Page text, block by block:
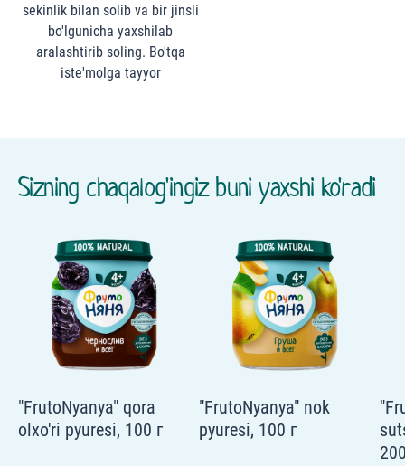
sekinlik bilan solib va bir jinsli
bo'lgunicha yaxshilab
aralashtirib soling. Bo'tqa
iste'molga tayyor
Sizning chaqalog'ingiz buni yaxshi ko'radi
"FrutoNyanya" qora
olxo'ri pyuresi, 100 г
"FrutoNyanya" nok
pyuresi, 100 г